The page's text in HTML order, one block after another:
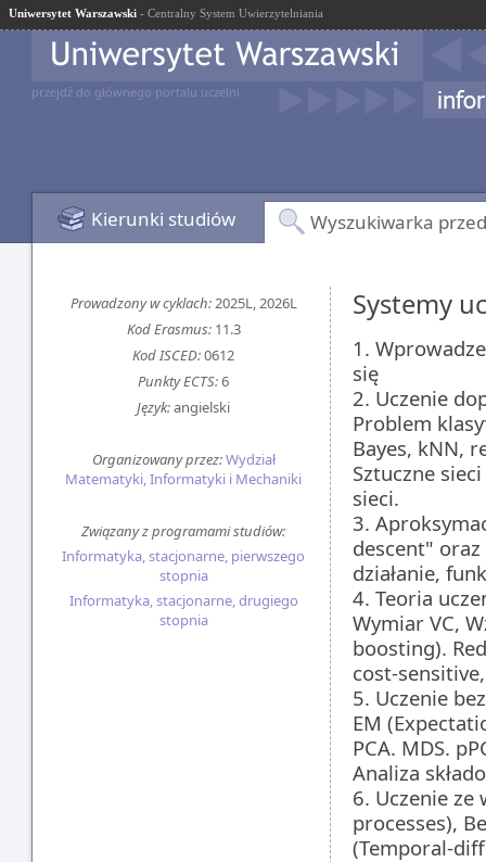
Uniwersytet Warszawski - Centralny System Uwierzytelniania
przejdź do głównego portalu uczelni
Kierunki studiów Wyszukiwarka
Prowadzony w cyklach:2025L, 2026L
Kod Erasmus:11.3
Kod ISCED:0612
Punkty ECTS:6
Język:angielski
Organizowany przez:Wydział
Matematyki, Informatyki i Mechaniki
Związany z programami studiów:
Informatyka, stacjonarne, pierwszego
stopnia
Informatyka, stacjonarne, drugiego
stopnia
Systemy
1.
się
2. Uczenie
Problem
Bayes, kNN,
Sztuczne
sieci.
3.
descent"
działanie,
4. Teoria
Wymiar VC,
boosting).
cost-
5. Uczenie
EM
PCA. MDS.
Analiza
6. Uczenie ze
processes),
(Temporal-